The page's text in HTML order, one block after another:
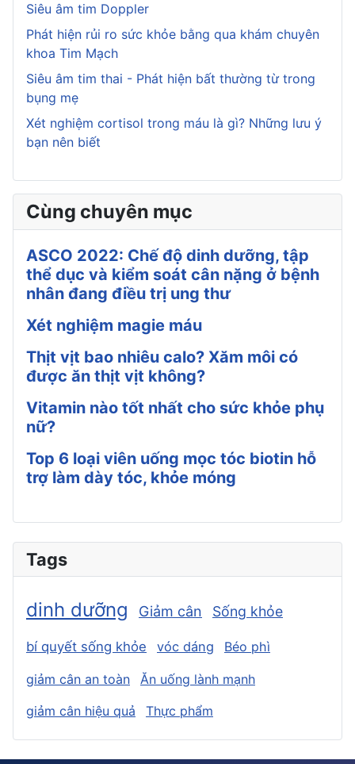
Siêu âm tim Doppler
Phát hiện rủi ro sức khỏe bằng qua khám chuyên
khoa Tim Mạch
Siêu âm tim thai - Phát hiện bất thường từ trong
bụng mẹ
Xét nghiệm cortisol trong máu là gì? Những lưu ý
bạn nên biết
Cùng chuyên mục
ASCO 2022: Chế độ dinh dưỡng, tập
thể dục và kiểm soát cân nặng ở bệnh
nhân đang điều trị ung thư
Xét nghiệm magie máu
Thịt vịt bao nhiêu calo? Xăm môi có
được ăn thịt vịt không?
Vitamin nào tốt nhất cho sức khỏe phụ
nữ?
Top 6 loại viên uống mọc tóc biotin hỗ
trợ làm dày tóc, khỏe móng
Tags
dinh dưỡng Giảm cân Sống khỏe
bí quyết sống khỏe vóc dáng Béo phì
giảm cân an toàn
Ăn uống lành mạnh
giảm cân hiệu quả
Thực phẩm